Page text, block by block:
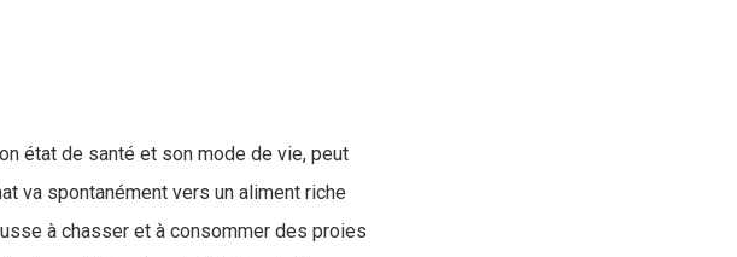
état de santé et son mode de vie, peut
va spontanément vers un aliment riche
à chasser et à consommer des proies